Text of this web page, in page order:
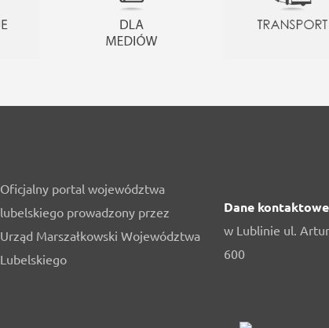
Oficjalny portal województwa
lubelskiego prowadzony przez
Urząd Marszałkowski Województwa
Lubelskiego
Dane kontaktowe
w Lublinie ul.
600